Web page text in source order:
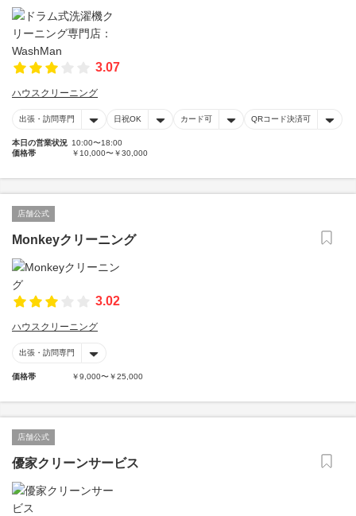
3.07
ハウスクリーニング
出張・訪問専門 日祝OK カード可 QRコード決済可
本日の営業状況 10:00〜18:00
価格帯
￥10,000〜￥30,000
店舗公式
Monkeyクリーニング
3.02
ハウスクリーニング
出張・訪問専門
価格帯 ￥9,000〜￥25,000
店舗公式
優家クリーンサービス